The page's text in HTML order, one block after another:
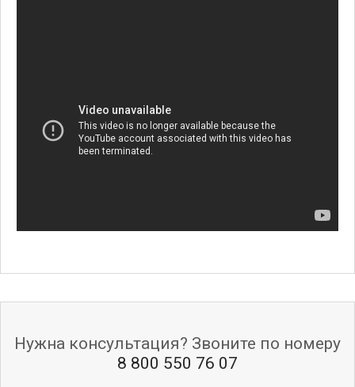
Нужна консультация? Звоните по номеру
8 800 550 76 07